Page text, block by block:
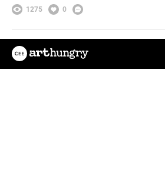
1275 0
Pazirik Studio